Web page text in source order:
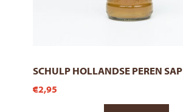
SCHULP HOLLANDSE PEREN SAP
€2,95